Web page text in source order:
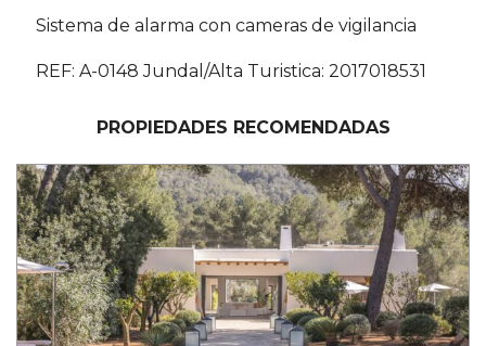
Sistema de alarma con cameras de vigilancia
REF: A-0148 Jundal/Alta Turistica: 2017018531
PROPIEDADES RECOMENDADAS